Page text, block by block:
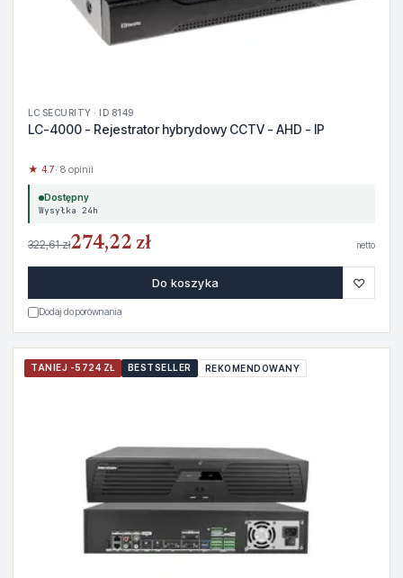
LC SECURITY · ID 8149
LC-4000 - Rejestrator hybrydowy CCTV - AHD - IP
★ 4.7· 8 opinii
Dostępny
Wysyłka 24h
322,61 zł274,22 zł netto
Do koszyka ♡
Dodaj do porównania
TANIEJ -5724 ZŁ BESTSELLER REKOMENDOWANY